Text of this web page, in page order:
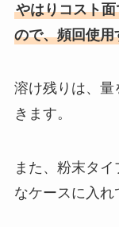
やはりコスト
ので、頻回使
溶け残りは、
きます。
また、粉末タ
なケースに入れ